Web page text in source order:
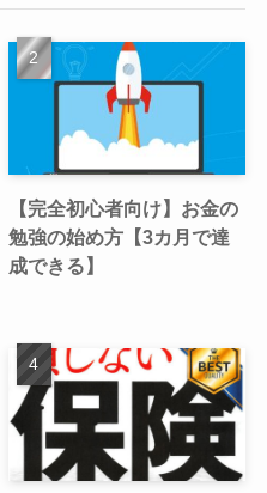
【完全初心者向け】お金の
勉強の始め方【3カ月で達
成できる】